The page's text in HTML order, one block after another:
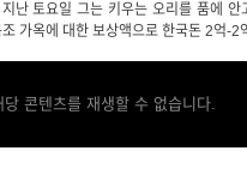
난 토요일 그는 키우는 오리를 품에 안
가옥에 대한 보상액으로 한국돈 2억-2
콘텐츠를 재생할 수 없습니다.